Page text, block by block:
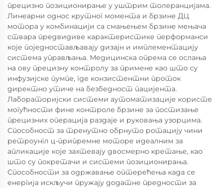
прецизно позиционирање у уштрим толеранцијама.
Линеарни однос крутног момента и брзине ДЦ
мотора у комбинацији са смањењем брзине мењача
ствара предвидиве карактеристике перформанси
које поједностављавају дизајн и имплементацију
система управљања. Медицинска опрема се ослања
на ову прецизну контролу за примене као што су
инфузијске пумпе, где конзистентни проток
директно утиче на безбедност пацијента.
Лабораторијски системи аутоматизације користе
могућности фине контроле брзине за постизање
прецизних операција раздаје и руковања узорцима.
Способност за тренутно обрнуто ротацију чини
ретроунгл ц-припремне моторе идеалним за
апликације које захтевају двосмерно кретање, као
што су покретачи и системи позиционирања.
Способности за одржавање оптерећења када се
енергија искључи пружају додатне предности за